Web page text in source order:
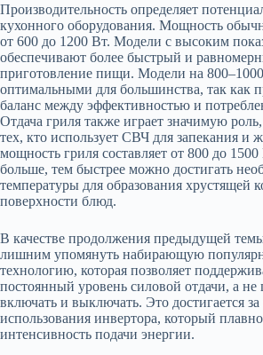
Производительность определяет
кухонного оборудования. Мощность
от 600 до 1200 Вт. Модели с высоким
обеспечивают более быстрый и
приготовление пищи. Модели на
оптимальными для большинства, так как
баланс между эффективностью и
Отдача гриля также играет значимую
тех, кто использует СВЧ для запекания и
мощность гриля составляет от 800 до
больше, тем быстрее можно достигать
температуры для образования хрустящей
поверхности блюд.
В качестве продолжения предыдущей
лишним упомянуть набирающую
технологию, которая позволяет
постоянный уровень силовой отдачи, а не
включать и выключать. Это достигается за
использования инвертора, который
интенсивность подачи энергии.